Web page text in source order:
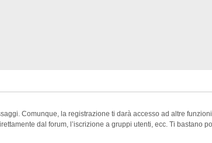
Comunque, la registrazione ti darà accesso ad altre
dal forum, l’iscrizione a gruppi utenti, ecc. Ti bastano